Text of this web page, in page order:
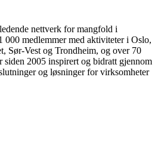
nettverk for mangfold i
000 medlemmer med aktiviteter i Oslo,
Sør-Vest og Trondheim, og over 70
2005 inspirert og bidratt gjennom
og løsninger for virksomheter